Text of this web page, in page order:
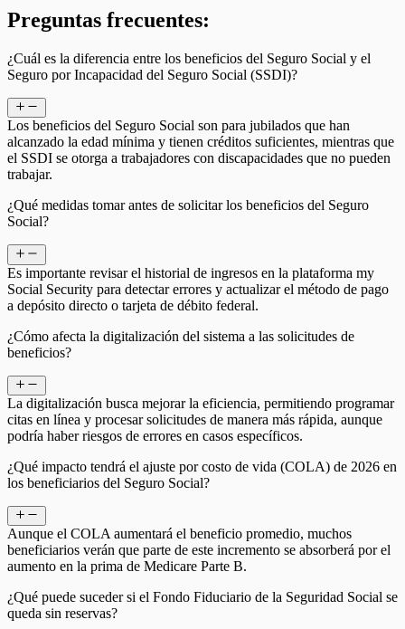
Preguntas frecuentes:
¿Cuál es la diferencia entre los beneficios del Seguro Social y el
Seguro por Incapacidad del Seguro Social (SSDI)?
Los beneficios del Seguro Social son para jubilados que han
alcanzado la edad mínima y tienen créditos suficientes, mientras que
el SSDI se otorga a trabajadores con discapacidades que no pueden
trabajar.
¿Qué medidas tomar antes de solicitar los beneficios del Seguro
Social?
Es importante revisar el historial de ingresos en la plataforma my
Social Security para detectar errores y actualizar el método de pago
a depósito directo o tarjeta de débito federal.
¿Cómo afecta la digitalización del sistema a las solicitudes de
beneficios?
La digitalización busca mejorar la eficiencia, permitiendo programar
citas en línea y procesar solicitudes de manera más rápida, aunque
podría haber riesgos de errores en casos específicos.
¿Qué impacto tendrá el ajuste por costo de vida (COLA) de 2026 en
los beneficiarios del Seguro Social?
Aunque el COLA aumentará el beneficio promedio, muchos
beneficiarios verán que parte de este incremento se absorberá por el
aumento en la prima de Medicare Parte B.
¿Qué puede suceder si el Fondo Fiduciario de la Seguridad Social se
queda sin reservas?